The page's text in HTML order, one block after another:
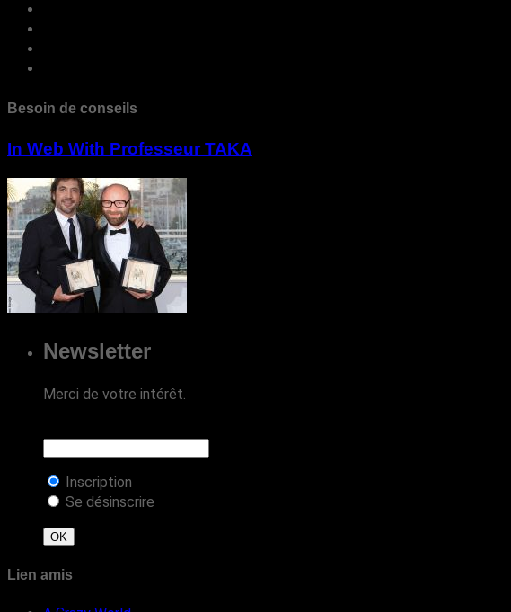
Besoin de conseils
In Web With Professeur TAKA
Newsletter
Merci de votre intérêt.
Inscription
Se désinscrire
Lien amis